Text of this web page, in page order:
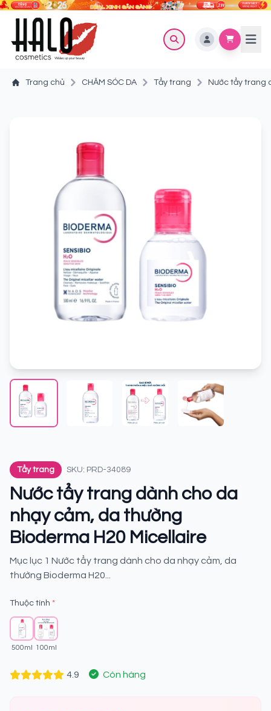
Trang chủ CHĂM SÓC DA Tẩy trang Nước tẩy trang
Tẩy trang SKU: PRD-34089
Nước tẩy trang dành cho da
nhạy cảm, da thường
Bioderma H20 Micellaire
Mục lục 1 Nước tẩy trang dành cho da nhạy cảm, da
thường Bioderma H20...
Thuộc tính *
500ml 100ml
4.9 Còn hàng